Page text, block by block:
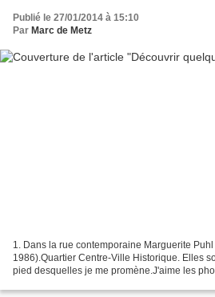
Publié le 27/01/2014 à 15:10
Par Marc de Metz
1. Dans la rue contemporaine Marguerite
1986).Quartier Centre-Ville Historique. Elles
pied desquelles je me promène.J'aime les